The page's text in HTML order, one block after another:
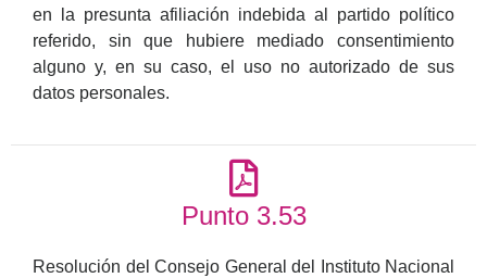
en la presunta afiliación indebida al partido político
referido, sin que hubiere mediado consentimiento
alguno y, en su caso, el uso no autorizado de sus
datos personales.
Punto 3.53
Resolución del Consejo General del Instituto Nacional